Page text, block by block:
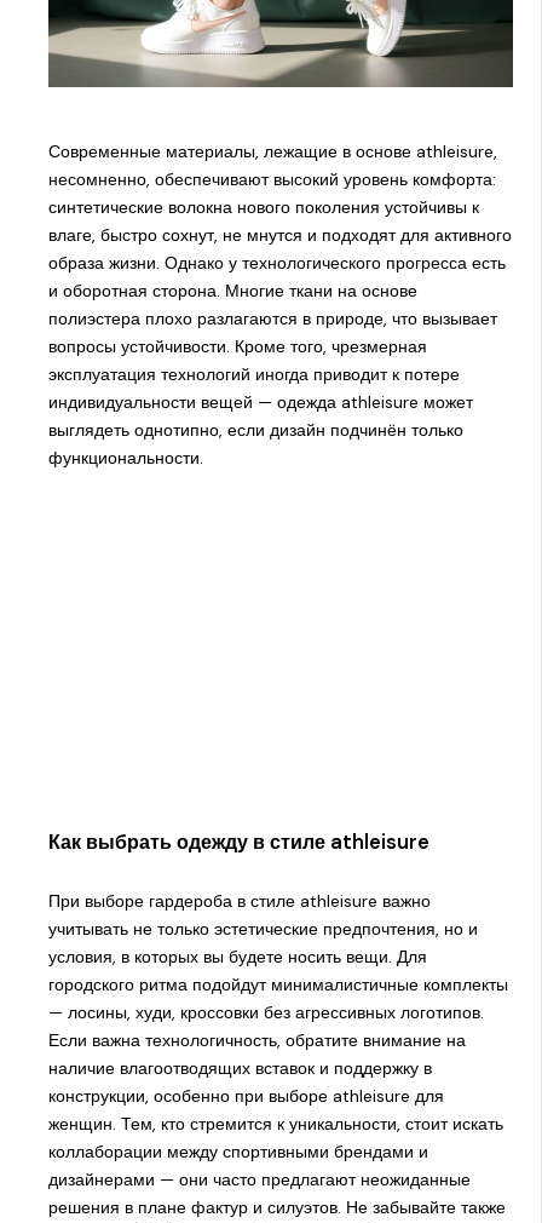
Современные материалы, лежащие в основе athleisure,
несомненно, обеспечивают высокий уровень комфорта:
синтетические волокна нового поколения устойчивы к
влаге, быстро сохнут, не мнутся и подходят для активного
образа жизни. Однако у технологического прогресса есть
и оборотная сторона. Многие ткани на основе
полиэстера плохо разлагаются в природе, что вызывает
вопросы устойчивости. Кроме того, чрезмерная
эксплуатация технологий иногда приводит к потере
индивидуальности вещей — одежда athleisure может
выглядеть однотипно, если дизайн подчинён только
функциональности.
Как выбрать одежду в стиле athleisure
При выборе гардероба в стиле athleisure важно
учитывать не только эстетические предпочтения, но и
условия, в которых вы будете носить вещи. Для
городского ритма подойдут минималистичные комплекты
— лосины, худи, кроссовки без агрессивных логотипов.
Если важна технологичность, обратите внимание на
наличие влагоотводящих вставок и поддержку в
конструкции, особенно при выборе athleisure для
женщин. Тем, кто стремится к уникальности, стоит искать
коллаборации между спортивными брендами и
дизайнерами — они часто предлагают неожиданные
решения в плане фактур и силуэтов. Не забывайте также